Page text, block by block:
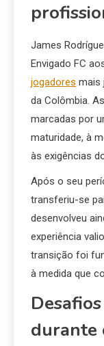
James
Envigado FC
jogadores mais
da Colômbia.
marcadas por
maturidade, à
às exigências
Após o seu
transferiu-se
desenvolveu
experiência
transição foi
à medida que
durante